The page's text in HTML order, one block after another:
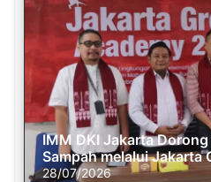
IMM DKI Jakarta
Sampah melalui Jakarta
28/07/2026